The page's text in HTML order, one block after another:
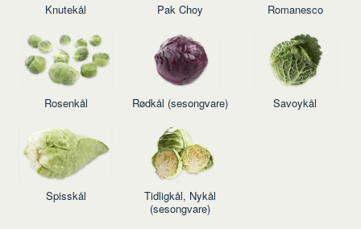
Knutekål Pak Choy Romanesco
Rosenkål Rødkål (sesongvare) Savoykål
Spisskål
Tidligkål, Nykål
(sesongvare)